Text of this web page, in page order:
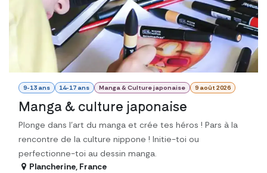
9-13 ans 14-17 ans Manga & Culture japonaise 9 août 2026
Manga & culture japonaise
Plonge dans l’art du manga et crée tes héros ! Pars à la
rencontre de la culture nippone ! Initie-toi ou
perfectionne-toi au dessin manga.
Plancherine, France